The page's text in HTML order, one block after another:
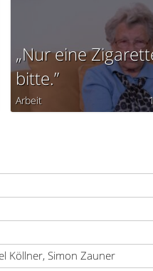
„Nur eine
bitte.”
Arbeit
Köllner, Simon Zauner